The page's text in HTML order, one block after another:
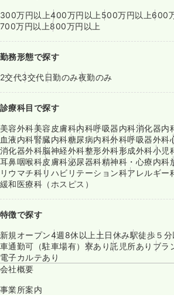
300万円以上400万円以上 500万円以上600
700万円以上800万円以上
勤務形態で探す
2交代3交代日勤のみ夜勤のみ
診療科目で探す
美容外科美容皮膚科内科呼吸器内科消化器内
血液内科腎臓内科糖尿病内科外科呼吸器外科
消化器外科脳神経外科整形外科形成外科小児
耳鼻咽喉科皮膚科泌尿器科精神科・心療内科
リウマチ科リハビリテーション科アレルギー
緩和医療科（ホスピス）
特徴で探す
新規オープン4週8休以上 土日休み駅徒歩５分
車通勤可（駐車場有） 寮あり託児所あり ブラ
電子カルテあり
会社概要
事業所案内